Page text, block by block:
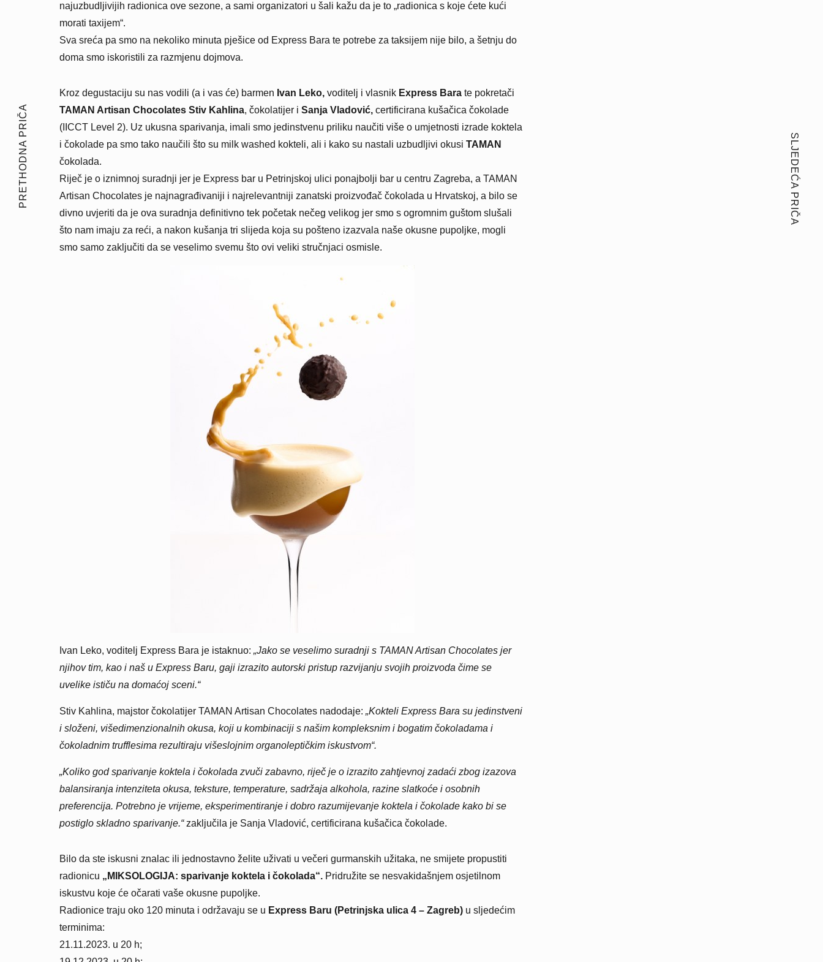
PRETHODNA PRIČA SLJEDEĆA PRIČA
najuzbudljivijih radionica ove sezone, a sami organizatori u šali kažu da je to „radionica s koje ćete kući
morati taxijem“.
Sva sreća pa smo na nekoliko minuta pješice od Express Bara te potrebe za taksijem nije bilo, a šetnju do
doma smo iskoristili za razmjenu dojmova.
Kroz degustaciju su nas vodili (a i vas će) barmen Ivan Leko, voditelj i vlasnik Express Bara te pokretači
TAMAN Artisan Chocolates Stiv Kahlina, čokolatijer i Sanja Vladović, certificirana kušačica čokolade
(IICCT Level 2). Uz ukusna sparivanja, imali smo jedinstvenu priliku naučiti više o umjetnosti izrade koktela
i čokolade pa smo tako naučili što su milk washed kokteli, ali i kako su nastali uzbudljivi okusi TAMAN
čokolada.
Riječ je o iznimnoj suradnji jer je Express bar u Petrinjskoj ulici ponajbolji bar u centru Zagreba, a TAMAN
Artisan Chocolates je najnagrađivaniji i najrelevantniji zanatski proizvođač čokolada u Hrvatskoj, a bilo se
divno uvjeriti da je ova suradnja definitivno tek početak nečeg velikog jer smo s ogromnim guštom slušali
što nam imaju za reći, a nakon kušanja tri slijeda koja su pošteno izazvala naše okusne pupoljke, mogli
smo samo zaključiti da se veselimo svemu što ovi veliki stručnjaci osmisle.
Ivan Leko, voditelj Express Bara je istaknuo: „Jako se veselimo suradnji s TAMAN Artisan Chocolates jer
njihov tim, kao i naš u Express Baru, gaji izrazito autorski pristup razvijanju svojih proizvoda čime se
uvelike ističu na domaćoj sceni.“
Stiv Kahlina, majstor čokolatijer TAMAN Artisan Chocolates nadodaje: „Kokteli Express Bara su jedinstveni
i složeni, višedimenzionalnih okusa, koji u kombinaciji s našim kompleksnim i bogatim čokoladama i
čokoladnim trufflesima rezultiraju višeslojnim organoleptičkim iskustvom“.
„Koliko god sparivanje koktela i čokolada zvuči zabavno, riječ je o izrazito zahtjevnoj zadaći zbog izazova
balansiranja intenziteta okusa, teksture, temperature, sadržaja alkohola, razine slatkoće i osobnih
preferencija. Potrebno je vrijeme, eksperimentiranje i dobro razumijevanje koktela i čokolade kako bi se
postiglo skladno sparivanje.“zaključila je Sanja Vladović, certificirana kušačica čokolade.
Bilo da ste iskusni znalac ili jednostavno želite uživati u večeri gurmanskih užitaka, ne smijete propustiti
radionicu „MIKSOLOGIJA: sparivanje koktela i čokolada“. Pridružite se nesvakidašnjem osjetilnom
iskustvu koje će očarati vaše okusne pupoljke.
Radionice traju oko 120 minuta i održavaju se u Express Baru (Petrinjska ulica 4 – Zagreb) u sljedećim
terminima:
21.11.2023. u 20 h;